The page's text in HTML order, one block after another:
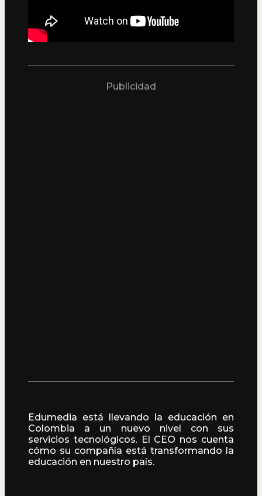
Publicidad
Edumedia está llevando la educación en
Colombia a un nuevo nivel con sus
servicios tecnológicos. El CEO nos cuenta
cómo su compañía está transformando la
educación en nuestro país.